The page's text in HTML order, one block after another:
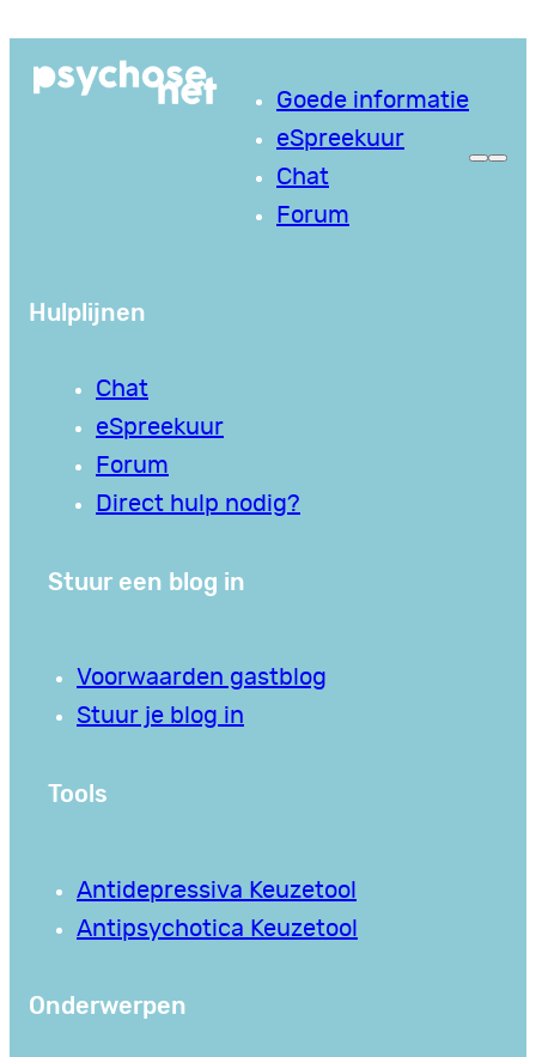
naar
Goede informatie
eSpreekuur
Chat
Forum
Hulplijnen
Chat
eSpreekuur
Forum
Direct hulp nodig?
Stuur een blog in
Voorwaarden gastblog
Stuur je blog in
Tools
Antidepressiva Keuzetool
Antipsychotica Keuzetool
Onderwerpen